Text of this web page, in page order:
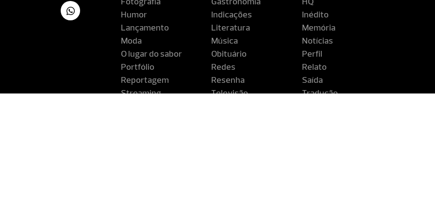
Fotografia
Gastronomia
HQ
Humor
Indicações
Inédito
Lançamento
Literatura
Memória
Moda
Música
Notícias
O lugar do sabor
Obituário
Perfil
Portfólio
Redes
Relato
Reportagem
Resenha
Saída
Streaming
Televisão
Tradução